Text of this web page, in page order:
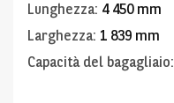
Lunghezza: 4 450 mm
Larghezza: 1 839 mm
Capacità del bagagliaio: